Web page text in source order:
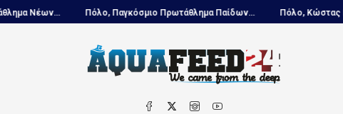
Πόλο, Παγκόσμιο Πρωτάθλημα Παίδων... Πόλο, Κώστας Πασλής: